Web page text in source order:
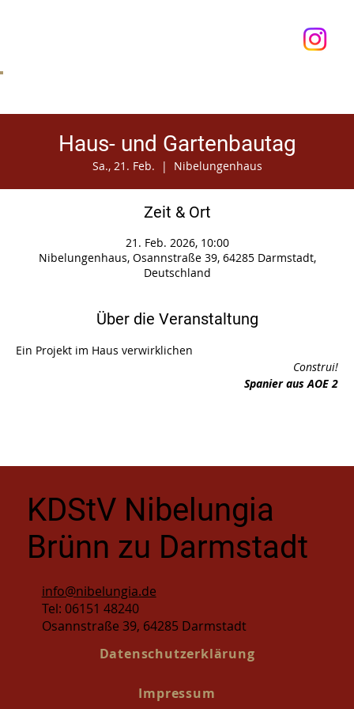
Haus- und Gartenbautag
Sa., 21. Feb.
  |
Nibelungenhaus
Zeit & Ort
21. Feb. 2026, 10:00
Nibelungenhaus, Osannstraße 39, 64285 Darmstadt,
Deutschland
Über die Veranstaltung
Ein Projekt im Haus verwirklichen
Construi!
Spanier aus AOE 2
KDStV Nibelungia
Brünn zu Darmstadt
info@nibelungia.de
Tel: 06151 48240
Osannstraße 39, 64285 Darmstadt
Datenschutzerklärung
Impressum